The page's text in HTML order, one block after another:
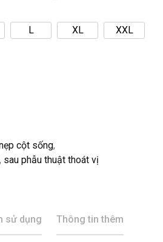
L XL XXL
cột sống,
, sau phẫu thuật thoát vị
sử dụng Thông tin thêm